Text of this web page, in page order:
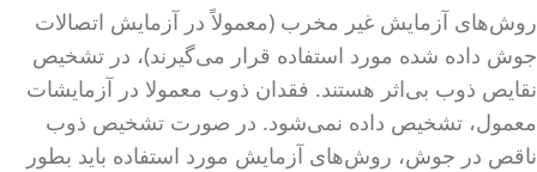
روش‌های آزمایش غیر مخرب (معمولاً در آزمایش اتصالات
جوش داده شده مورد استفاده قرار می‌گیرند)، در تشخیص
نقایص ذوب بی‌اثر هستند. فقدان ذوب معمولا در آزمایشات
معمول، تشخیص داده نمی‌شود. در صورت تشخیص ذوب
ناقص در جوش، روش‌های آزمایش مورد استفاده باید بطور